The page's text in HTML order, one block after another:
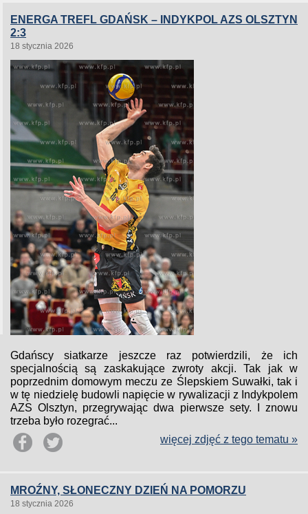
ENERGA TREFL GDAŃSK – INDYKPOL AZS OLSZTYN
2:3
18 stycznia 2026
Gdańscy siatkarze jeszcze raz potwierdzili, że ich
specjalnością są zaskakujące zwroty akcji. Tak jak w
poprzednim domowym meczu ze Ślepskiem Suwałki, tak i
w tę niedzielę budowli napięcie w rywalizacji z Indykpolem
AZS Olsztyn, przegrywając dwa pierwsze sety. I znowu
trzeba było rozegrać...
więcej zdjęć z tego tematu »
MROŹNY, SŁONECZNY DZIEŃ NA POMORZU
18 stycznia 2026